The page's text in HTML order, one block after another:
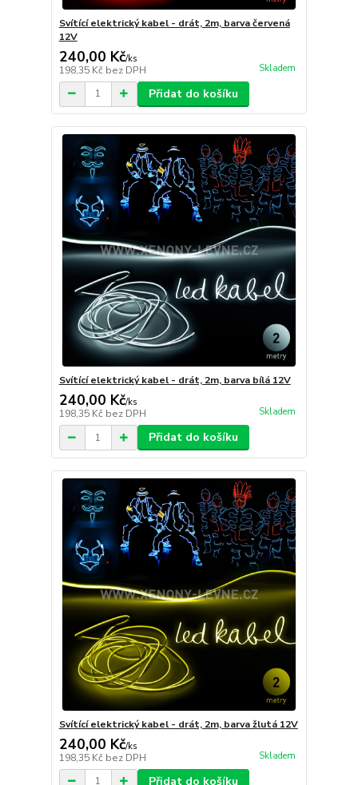
Svítící elektrický kabel - drát, 2m, barva červená
12V
240,00 Kč/ks
198,35 Kč bez DPH Skladem
Přidat do košíku
Svítící elektrický kabel - drát, 2m, barva bílá 12V
240,00 Kč/ks
198,35 Kč bez DPH Skladem
Přidat do košíku
Svítící elektrický kabel - drát, 2m, barva žlutá 12V
240,00 Kč/ks
198,35 Kč bez DPH Skladem
Přidat do košíku